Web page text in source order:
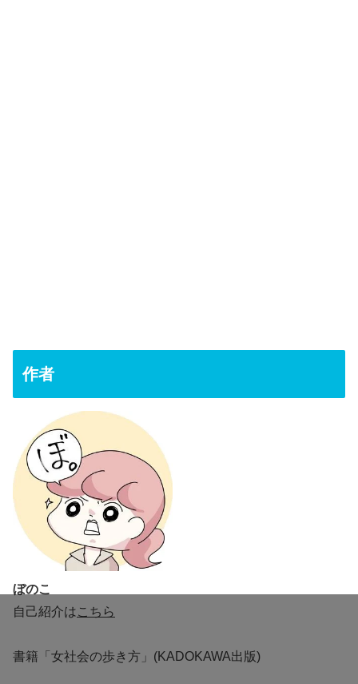
作者
ぼのこ
自己紹介はこちら
書籍「女社会の歩き方」(KADOKAWA出版)